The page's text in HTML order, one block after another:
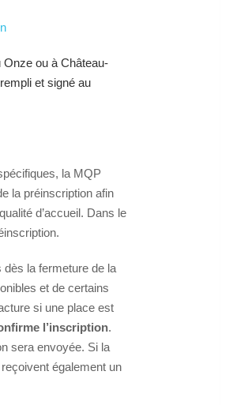
Onze ou à Château-
et signé au
la MQP
la préinscription afin
d’accueil. Dans le
la fermeture de la
et de certains
si une place est
l’inscription.
sera envoyée. Si la
également un